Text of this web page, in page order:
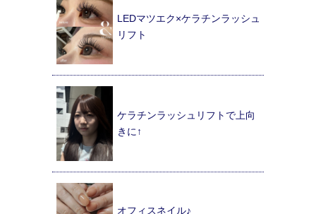
LEDマツエク×ケラチンラッシュ
リフト
ケラチンラッシュリフトで上向
きに↑
オフィスネイル♪